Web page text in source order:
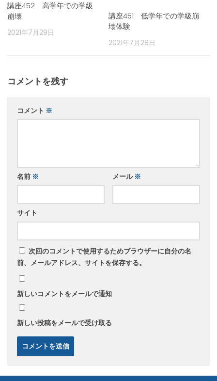
講座452 高学年での学級
崩壊
2021年7月29日
講座451 低学年での学級崩
壊体験
2021年7月28日
コメントを残す
コメント ※
名前 ※ メール ※
サイト
次回のコメントで使用するためブラウザーに自分の名
前、メールアドレス、サイトを保存する。
新しいコメントをメールで通知
新しい投稿をメールで受け取る